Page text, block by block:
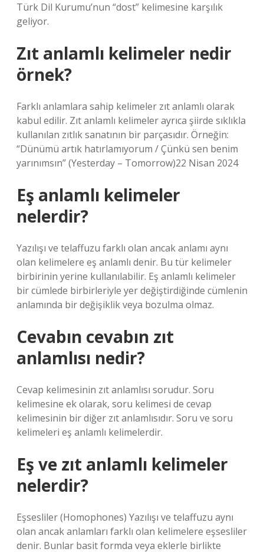
Türk Dil Kurumu’nun “dost” kelimesine karşılık
geliyor.
Zıt anlamlı kelimeler nedir
örnek?
Farklı anlamlara sahip kelimeler zıt anlamlı olarak
kabul edilir. Zıt anlamlı kelimeler ayrıca şiirde sıklıkla
kullanılan zıtlık sanatının bir parçasıdır. Örneğin:
“Dünümü artık hatırlamıyorum / Çünkü sen benim
yarınımsın” (Yesterday – Tomorrow)22 Nisan 2024
Eş anlamlı kelimeler
nelerdir?
Yazılışı ve telaffuzu farklı olan ancak anlamı aynı
olan kelimelere eş anlamlı denir. Bu tür kelimeler
birbirinin yerine kullanılabilir. Eş anlamlı kelimeler
bir cümlede birbirleriyle yer değiştirdiğinde cümlenin
anlamında bir değişiklik veya bozulma olmaz.
Cevabın cevabın zıt
anlamlısı nedir?
Cevap kelimesinin zıt anlamlısı sorudur. Soru
kelimesine ek olarak, soru kelimesi de cevap
kelimesinin bir diğer zıt anlamlısıdır. Soru ve soru
kelimeleri eş anlamlı kelimelerdir.
Eş ve zıt anlamlı kelimeler
nelerdir?
Eşsesliler (Homophones) Yazılışı ve telaffuzu aynı
olan ancak anlamları farklı olan kelimelere eşsesliler
denir. Bunlar basit formda veya eklerle birlikte